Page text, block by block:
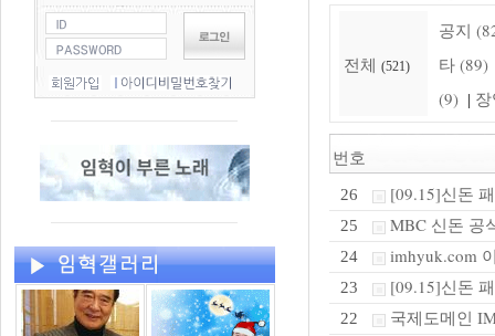
전체 (521)
공지
타 (89)
(9) |
번호
26 [09.15]신돈
25 MBC 신돈 공
24 imhyuk.com
23 [09.15]신돈
22 국제도메인